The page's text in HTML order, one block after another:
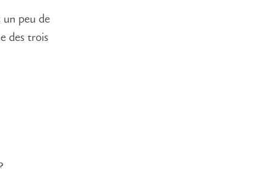
un peu de
des trois